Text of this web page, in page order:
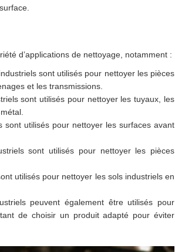
d’applications de nettoyage, notamment :
sont utilisés pour nettoyer les pièces
et les transmissions.
sont utilisés pour nettoyer les tuyaux, les
sont utilisés pour nettoyer les surfaces avant
sont utilisés pour nettoyer les pièces
utilisés pour nettoyer les sols industriels en
peuvent également être utilisés pour
de choisir un produit adapté pour éviter